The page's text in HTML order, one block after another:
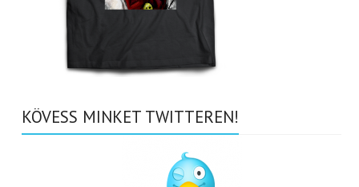
KÖVESS MINKET TWITTEREN!